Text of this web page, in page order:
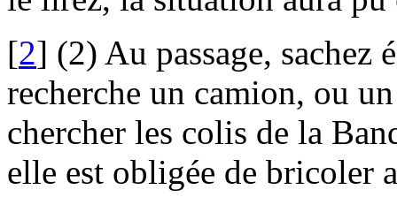
[2] (2) Au passage, sachez
recherche un camion, ou
chercher les colis de la
elle est obligée de bricoler